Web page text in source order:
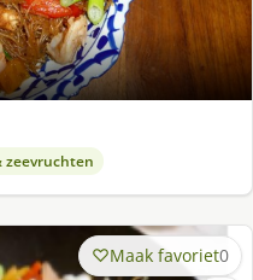
zeevruchten
Maak favoriet0